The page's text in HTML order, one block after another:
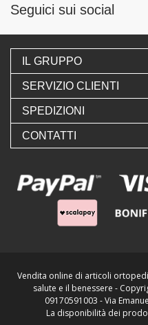
Seguici sui social
IL GRUPPO
SERVIZIO CLIENTI
SPEDIZIONI
CONTATTI
Vendita online di articoli
salute e il benessere -
09170591003 - Via
La disponibilità dei